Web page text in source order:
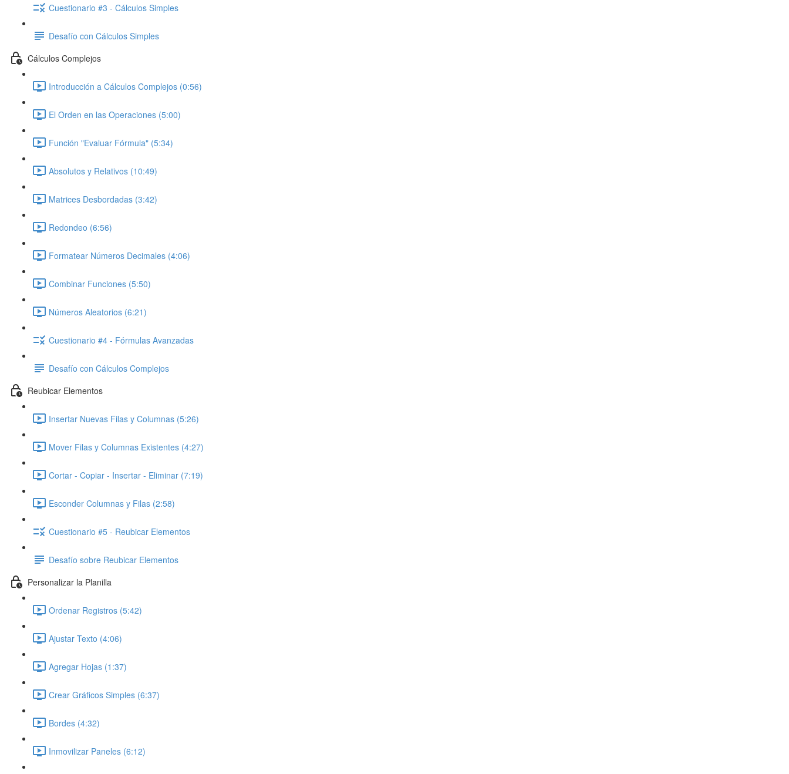
Cuestionario #3 - Cálculos Simples
Desafío con Cálculos Simples
Cálculos Complejos
Introducción a Cálculos Complejos (0:56)
El Orden en las Operaciones (5:00)
Función "Evaluar Fórmula" (5:34)
Absolutos y Relativos (10:49)
Matrices Desbordadas (3:42)
Redondeo (6:56)
Formatear Números Decimales (4:06)
Combinar Funciones (5:50)
Números Aleatorios (6:21)
Cuestionario #4 - Fórmulas Avanzadas
Desafío con Cálculos Complejos
Reubicar Elementos
Insertar Nuevas Filas y Columnas (5:26)
Mover Filas y Columnas Existentes (4:27)
Cortar - Copiar - Insertar - Eliminar (7:19)
Esconder Columnas y Filas (2:58)
Cuestionario #5 - Reubicar Elementos
Desafío sobre Reubicar Elementos
Personalizar la Planilla
Ordenar Registros (5:42)
Ajustar Texto (4:06)
Agregar Hojas (1:37)
Crear Gráficos Simples (6:37)
Bordes (4:32)
Inmovilizar Paneles (6:12)